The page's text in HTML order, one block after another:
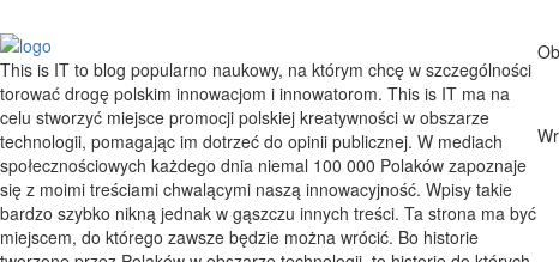
This is IT to blog popularno naukowy, na którym chcę w szczególności
torować drogę polskim innowacjom i innowatorom. This is IT ma na
celu stworzyć miejsce promocji polskiej kreatywności w obszarze
technologii, pomagając im dotrzeć do opinii publicznej. W mediach
społecznościowych każdego dnia niemal 100 000 Polaków zapoznaje
się z moimi treściami chwalącymi naszą innowacyjność. Wpisy takie
bardzo szybko nikną jednak w gąszczu innych treści. Ta strona ma być
miejscem, do którego zawsze będzie można wrócić. Bo historie